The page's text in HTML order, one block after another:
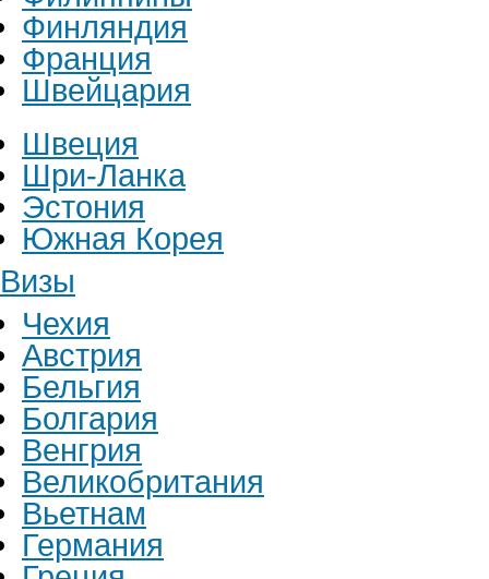
Финляндия
Франция
Швейцария
Швеция
Шри-Ланка
Эстония
Южная Корея
Визы
Чехия
Австрия
Бельгия
Болгария
Венгрия
Великобритания
Вьетнам
Германия